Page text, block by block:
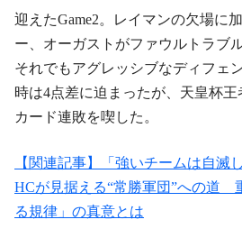
迎えたGame2。レイマンの欠場に
ー、オーガストがファウルトラブ
それでもアグレッシブなディフェ
時は4点差に迫まったが、天皇杯
カード連敗を喫した。
【関連記事】「強いチームは自滅
HCが見据える“常勝軍団”への道
る規律」の真意とは